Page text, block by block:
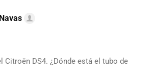
Citroën DS4. ¿Dónde está el tubo de